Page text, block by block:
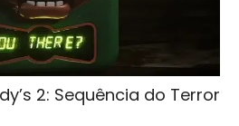
2: Sequência do Terror